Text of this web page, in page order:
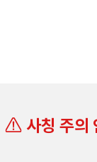
사칭 주의